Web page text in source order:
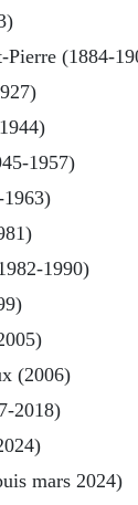
Pierre (1884-
1957)
1963)
1990)
(2006)
2018)
mars 2024)